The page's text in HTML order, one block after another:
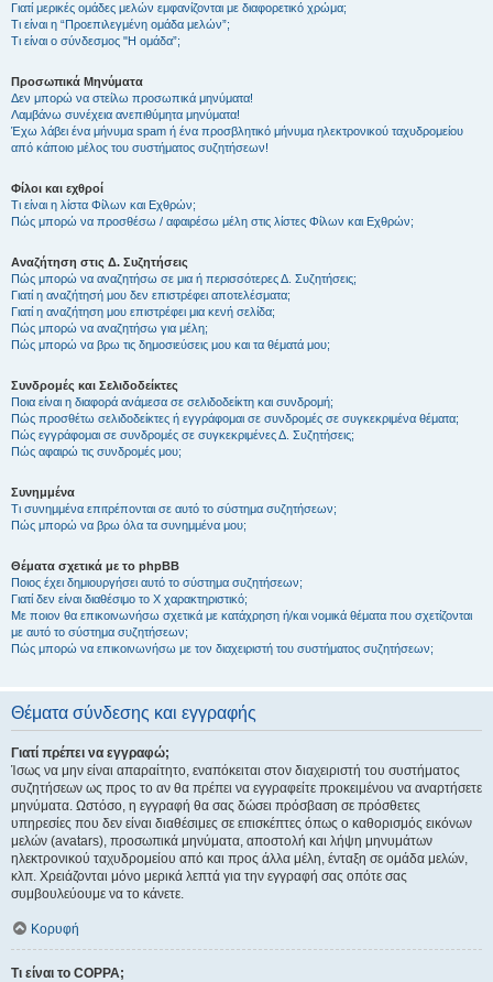
Γιατί μερικές ομάδες μελών εμφανίζονται με διαφορετικό χρώμα;
Τι είναι η “Προεπιλεγμένη ομάδα μελών”;
Τι είναι ο σύνδεσμος "Η ομάδα”;
Προσωπικά Μηνύματα
Δεν μπορώ να στείλω προσωπικά μηνύματα!
Λαμβάνω συνέχεια ανεπιθύμητα μηνύματα!
Έχω λάβει ένα μήνυμα spam ή ένα προσβλητικό μήνυμα ηλεκτρονικού ταχυδρομείου
από κάποιο μέλος του συστήματος συζητήσεων!
Φίλοι και εχθροί
Τι είναι η λίστα Φίλων και Εχθρών;
Πώς μπορώ να προσθέσω / αφαιρέσω μέλη στις λίστες Φίλων και Εχθρών;
Αναζήτηση στις Δ. Συζητήσεις
Πώς μπορώ να αναζητήσω σε μια ή περισσότερες Δ. Συζητήσεις;
Γιατί η αναζήτησή μου δεν επιστρέφει αποτελέσματα;
Γιατί η αναζήτηση μου επιστρέφει μια κενή σελίδα;
Πώς μπορώ να αναζητήσω για μέλη;
Πώς μπορώ να βρω τις δημοσιεύσεις μου και τα θέματά μου;
Συνδρομές και Σελιδοδείκτες
Ποια είναι η διαφορά ανάμεσα σε σελιδοδείκτη και συνδρομή;
Πώς προσθέτω σελιδοδείκτες ή εγγράφομαι σε συνδρομές σε συγκεκριμένα θέματα;
Πώς εγγράφομαι σε συνδρομές σε συγκεκριμένες Δ. Συζητήσεις;
Πώς αφαιρώ τις συνδρομές μου;
Συνημμένα
Τι συνημμένα επιτρέπονται σε αυτό το σύστημα συζητήσεων;
Πώς μπορώ να βρω όλα τα συνημμένα μου;
Θέματα σχετικά με το phpBB
Ποιος έχει δημιουργήσει αυτό το σύστημα συζητήσεων;
Γιατί δεν είναι διαθέσιμο το Χ χαρακτηριστικό;
Με ποιον θα επικοινωνήσω σχετικά με κατάχρηση ή/και νομικά θέματα που σχετίζονται
με αυτό το σύστημα συζητήσεων;
Πώς μπορώ να επικοινωνήσω με τον διαχειριστή του συστήματος συζητήσεων;
Θέματα σύνδεσης και εγγραφής
Γιατί πρέπει να εγγραφώ;
Ίσως να μην είναι απαραίτητο, εναπόκειται στον διαχειριστή του συστήματος
συζητήσεων ως προς το αν θα πρέπει να εγγραφείτε προκειμένου να αναρτήσετε
μηνύματα. Ωστόσο, η εγγραφή θα σας δώσει πρόσβαση σε πρόσθετες
υπηρεσίες που δεν είναι διαθέσιμες σε επισκέπτες όπως ο καθορισμός εικόνων
μελών (avatars), προσωπικά μηνύματα, αποστολή και λήψη μηνυμάτων
ηλεκτρονικού ταχυδρομείου από και προς άλλα μέλη, ένταξη σε ομάδα μελών,
κλπ. Χρειάζονται μόνο μερικά λεπτά για την εγγραφή σας οπότε σας
συμβουλεύουμε να το κάνετε.
Κορυφή
Τι είναι το COPPA;